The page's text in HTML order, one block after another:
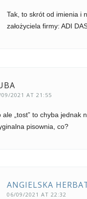
Tak, to skrót od imienia i
założyciela firmy: ADI
2021 AT 21:55
ale „tost” to chyba jednak
pisownia, co?
ANGIELSKA
06/09/2021 AT 22:32